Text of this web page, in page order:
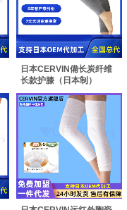
日本CERVIN備长炭纤维
长款护膝（日本制）